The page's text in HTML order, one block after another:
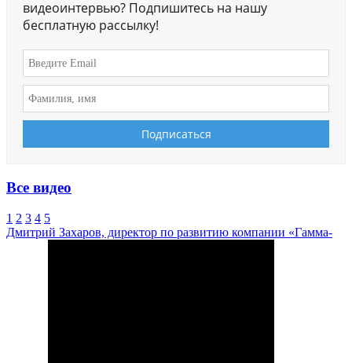
видеоинтервью? Подпишитесь на нашу
бесплатную рассылку!
Все видео
1 2 3 4 5
Дмитрий Захаров, директор по развитию компании «Гамма-